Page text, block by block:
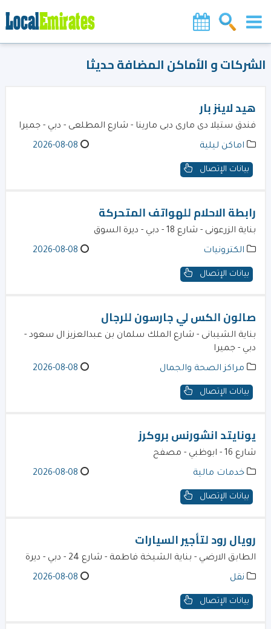
الشركات و الأماكن المضافة حديثا
هيد لاينز بار
فندق ستيلا دى مارى دبى مارينا - شارع المطلعى - دبي - جميرا
اماكن ليلية 2026-08-08
بيانات الإتصال
رابطة الاحلام للهواتف المتحركة
بناية الزرعونى - شارع 18 - دبي - ديرة السوق
الكترونيات 2026-08-08
بيانات الإتصال
صالون الكس لي جارسون للرجال
بناية الشيبانى - شارع الملك سلمان بن عبدالعزيز ال سعود -
دبي - جميرا
مراكز الصحة والجمال 2026-08-08
بيانات الإتصال
يونايتد انشورنس بروكرز
شارع 16 - ابوظبي - مصفح
خدمات مالية 2026-08-08
بيانات الإتصال
رويال رود لتأجير السيارات
الطابق الارضي - بناية الشيخة فاطمة - شارع 24 - دبي - ديرة
نقل 2026-08-08
بيانات الإتصال